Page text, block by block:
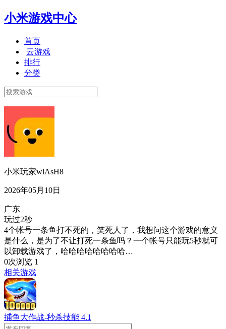
小米游戏中心
首页
云游戏
排行
分类
小米玩家wlAsH8
2026年05月10日
广东
玩过2秒
4个帐号一条鱼打不死的，笑死人了，我想问这个游戏的意义
是什么，是为了不让打死一条鱼吗？一个帐号只能玩5秒就可
以卸载游戏了，哈哈哈哈哈哈哈哈…
0次浏览 1
相关游戏
捕鱼大作战-秒杀技能 4.1